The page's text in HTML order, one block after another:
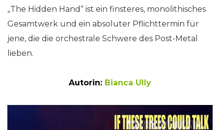
„The Hidden Hand“ ist ein finsteres, monolithisches
Gesamtwerk und ein absoluter Pflichttermin für
jene, die die orchestrale Schwere des Post-Metal
lieben.
Autorin: Bianca Ully